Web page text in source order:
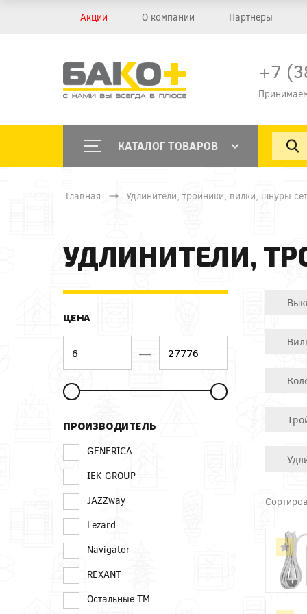
Акции О компании Партнеры
+7
КАТАЛОГ ТОВАРОВ
Главная Удлинители, тройники, вилки, шнуры
УДЛИНИТЕЛИ,
ЦЕНА
—
ПРОИЗВОДИТЕЛЬ
GENERICA
IEK GROUP
JAZZway
Lezard
Navigator
REXANT
Остальные ТМ